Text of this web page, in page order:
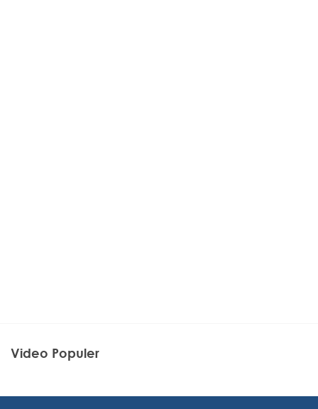
Video Populer